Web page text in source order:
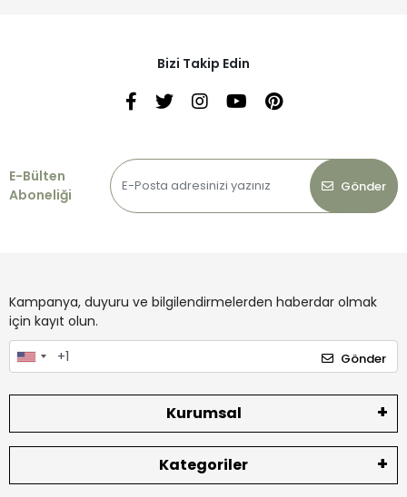
Bizi Takip Edin
E-Bülten
Aboneliği
Gönder
Kampanya, duyuru ve bilgilendirmelerden haberdar olmak
için kayıt olun.
Gönder
Kurumsal
Kategoriler